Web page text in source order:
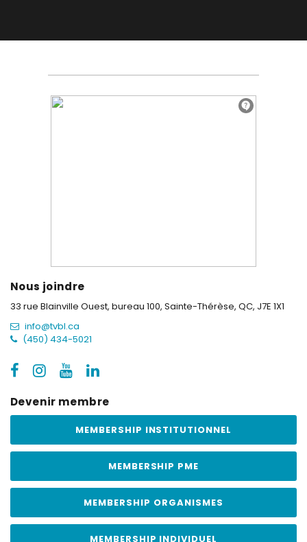
Nous joindre
33 rue Blainville Ouest, bureau 100, Sainte-Thérèse, QC, J7E 1X1
info@tvbl.ca
(450) 434-5021
Devenir membre
MEMBERSHIP INSTITUTIONNEL
MEMBERSHIP PME
MEMBERSHIP ORGANISMES
MEMBERSHIP INDIVIDUEL